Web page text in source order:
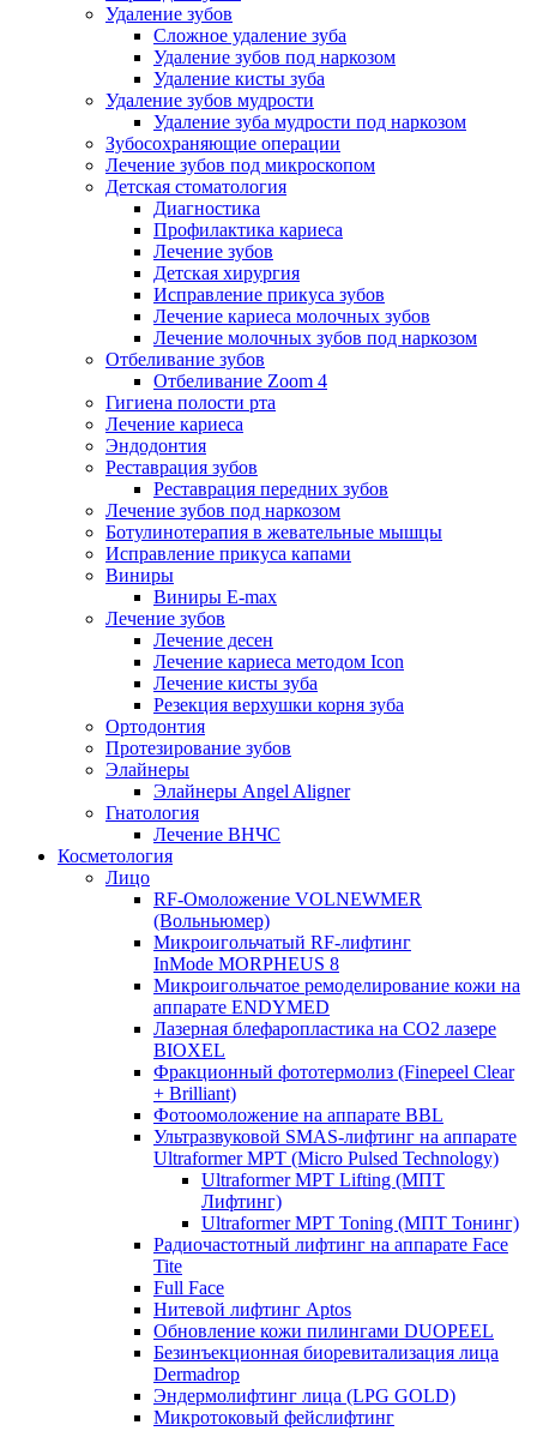
Удаление зубов
Сложное удаление зуба
Удаление зубов под наркозом
Удаление кисты зуба
Удаление зубов мудрости
Удаление зуба мудрости под наркозом
Зубосохраняющие операции
Лечение зубов под микроскопом
Детская стоматология
Диагностика
Профилактика кариеса
Лечение зубов
Детская хирургия
Исправление прикуса зубов
Лечение кариеса молочных зубов
Лечение молочных зубов под наркозом
Отбеливание зубов
Отбеливание Zoom 4
Гигиена полости рта
Лечение кариеса
Эндодонтия
Реставрация зубов
Реставрация передних зубов
Лечение зубов под наркозом
Ботулинотерапия в жевательные мышцы
Исправление прикуса капами
Виниры
Виниры E-max
Лечение зубов
Лечение десен
Лечение кариеса методом Icon
Лечение кисты зуба
Резекция верхушки корня зуба
Ортодонтия
Протезирование зубов
Элайнеры
Элайнеры Angel Aligner
Гнатология
Лечение ВНЧС
Косметология
Лицо
RF-Омоложение VOLNEWMER
(Вольньюмер)
Микроигольчатый RF-лифтинг
InMode MORPHEUS 8
Микроигольчатое ремоделирование кожи на
аппарате ENDYMED
Лазерная блефаропластика на CO2 лазере
BIOXEL
Фракционный фототермолиз (Finepeel Clear
+ Brilliant)
Фотоомоложение на аппарате BBL
Ультразвуковой SMAS-лифтинг на аппарате
Ultraformer MPT (Micro Pulsed Technology)
Ultraformer MPT Lifting (МПТ
Лифтинг)
Ultraformer MPT Toning (МПТ Тонинг)
Радиочастотный лифтинг на аппарате Face
Tite
Full Face
Нитевой лифтинг Aptos
Обновление кожи пилингами DUOPEEL
Безинъекционная биоревитализация лица
Dermadrop
Эндермолифтинг лица (LPG GOLD)
Микротоковый фейслифтинг